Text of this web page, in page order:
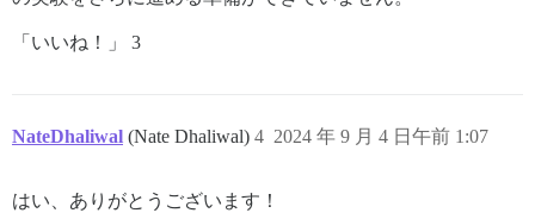
「いいね！」 3
NateDhaliwal (Nate Dhaliwal) 2024 年 9 月 4 日午前 1:07
4
はい、ありがとうございます！